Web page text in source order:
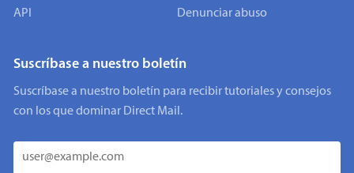
API Denunciar abuso
Suscríbase a nuestro boletín
Suscríbase a nuestro boletín para recibir tutoriales y consejos
con los que dominar Direct Mail.